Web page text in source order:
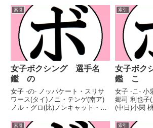
(勝輝)大坪 真実(名古屋大橋)大橋
光希(ワタナベ)大山 碧(スパイダ
ー根本)緒方 汐音(...
索引
女子ボクシング 選手名
鑑 の
女子 -の- ノッパケート・スリサ
ワース(タイ)ノニ・テンゲ(南ア)
ノル・グロ(比)ノンキャット・ロ
ノンベルト・ペットパイラット
索引
女子ボク
鑑 こ
女子 -こ- 小
郷司 利也子
(中日)小関
佐知子(駿河
索引 索引